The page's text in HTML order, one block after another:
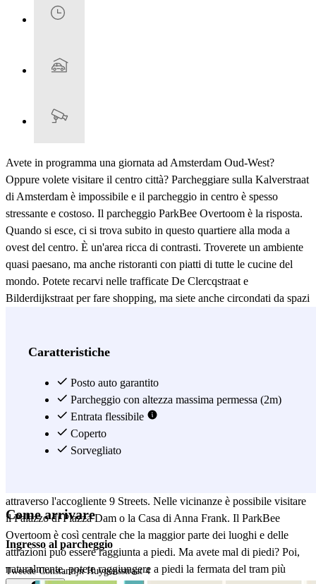
Avete in programma una giornata ad Amsterdam Oud-West?
Oppure volete visitare il centro città? Parcheggiare sulla Kalverstraat
di Amsterdam è impossibile e il parcheggio in centro è spesso
stressante e costoso. Il parcheggio ParkBee Overtoom è la risposta.
Quando si esce, ci si trova subito in questo quartiere alla moda a
ovest del centro. È un'area ricca di contrasti. Troverete un ambiente
quasi paesano, ma anche ristoranti con piatti di tutte le cucine del
mondo. Potete recarvi nelle trafficate De Clercqstraat e
Bilderdijkstraat per fare shopping, ma siete anche circondati da spazi
non è da meno. Questo ex deposito di tram è stato trasformato in un
cinema, un hotel e diversi ristoranti, ospita anche il noto Foodhallen.
Amate la buona cucina? In circa 20 bancarelle è possibile ordinare
piatti da tutto il mondo. Sarà difficile scegliere! ParkBee Overtoom è
anche il parcheggio perfetto se volete fare un tour culturale. Il
Rijksmuseum e il Van Gogh Museum sono raggiungibili in 15
attraverso l'accogliente 9 Streets. Nelle vicinanze è possibile visitare
il Palazzo di Piazza Dam o la Casa di Anna Frank. Il ParkBee
Overtoom è così centrale che la maggior parte dei luoghi e delle
attrazioni può essere raggiunta a piedi. Ma avete mal di piedi? Poi,
naturalmente, potete raggiungere a piedi la fermata del tram più
Caratteristiche
Posto auto garantito
Parcheggio con altezza massima permessa (2m)
Entrata flessibile
Coperto
Sorvegliato
Come arrivare
Ingresso al parcheggio
Tweede Constantijn Huygensstraat 4